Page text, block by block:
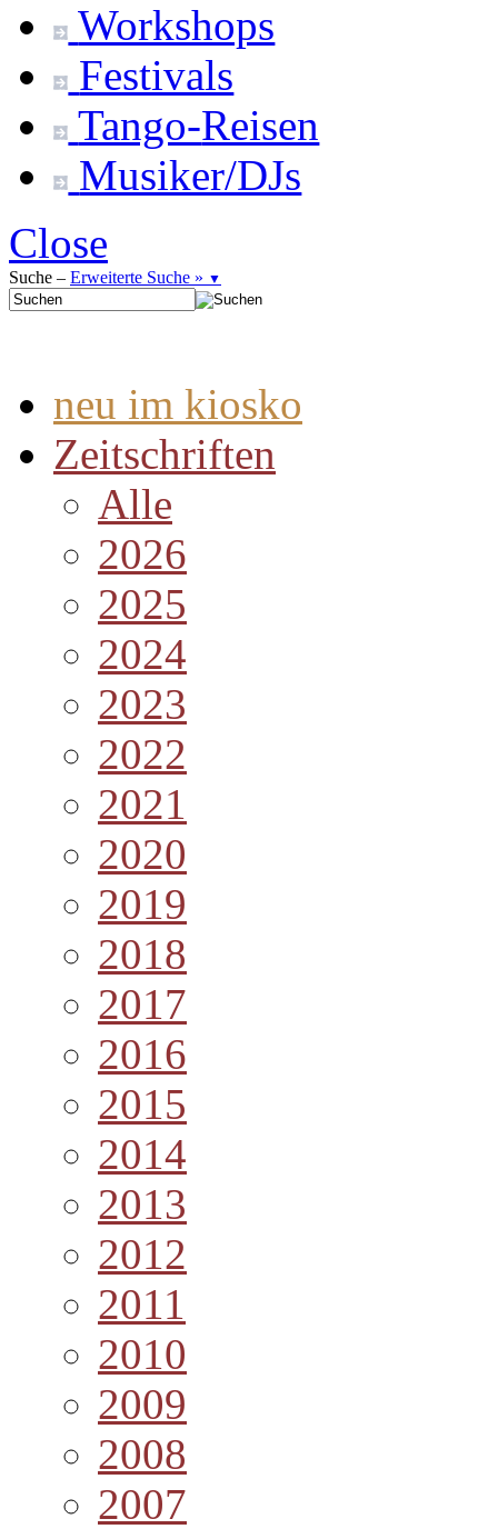
Workshops
Festivals
Tango-Reisen
Musiker/DJs
Close
Suche – Erweiterte Suche » ▼
neu im kiosko
Zeitschriften
Alle
2026
2025
2024
2023
2022
2021
2020
2019
2018
2017
2016
2015
2014
2013
2012
2011
2010
2009
2008
2007